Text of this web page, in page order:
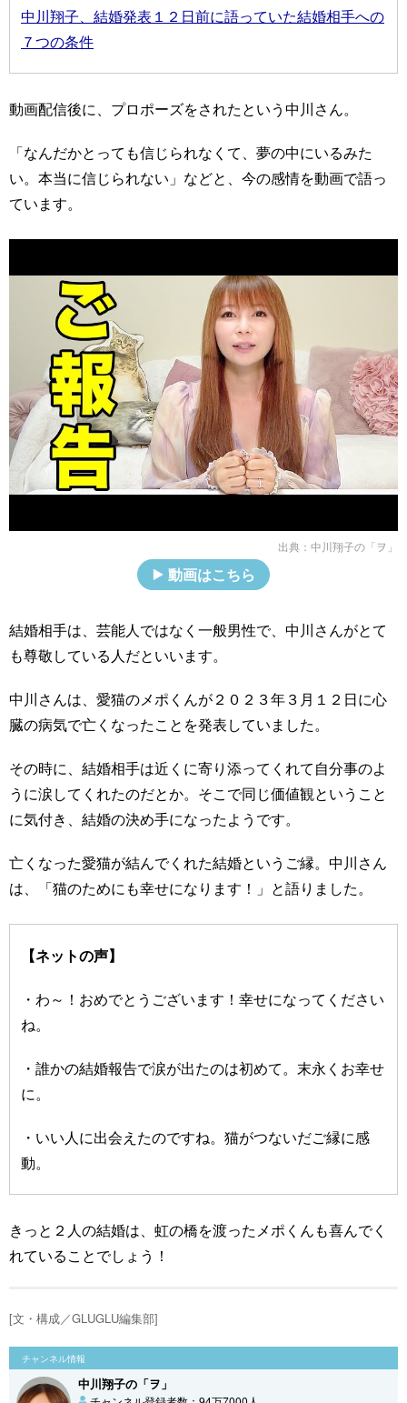
中川翔子、結婚発表１２日前に語っていた結婚相手への
７つの条件
動画配信後に、プロポーズをされたという中川さん。
「なんだかとっても信じられなくて、夢の中にいるみた
い。本当に信じられない」などと、今の感情を動画で語っ
ています。
出典： 中川翔子の「ヲ」
動画はこちら
結婚相手は、芸能人ではなく一般男性で、中川さんがとて
も尊敬している人だといいます。
中川さんは、愛猫のメポくんが２０２３年３月１２日に心
臓の病気で亡くなったことを発表していました。
その時に、結婚相手は近くに寄り添ってくれて自分事のよ
うに涙してくれたのだとか。そこで同じ価値観ということ
に気付き、結婚の決め手になったようです。
亡くなった愛猫が結んでくれた結婚というご縁。中川さん
は、「猫のためにも幸せになります！」と語りました。
【ネットの声】
・わ～！おめでとうございます！幸せになってください
ね。
・誰かの結婚報告で涙が出たのは初めて。末永くお幸せ
に。
・いい人に出会えたのですね。猫がつないだご縁に感
動。
きっと２人の結婚は、虹の橋を渡ったメポくんも喜んでく
れていることでしょう！
[文・構成／GLUGLU編集部]
チャンネル情報
中川翔子の「ヲ」